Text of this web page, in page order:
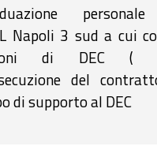
Napoli 3 sud a cui
di DEC (
del
di supporto al DEC